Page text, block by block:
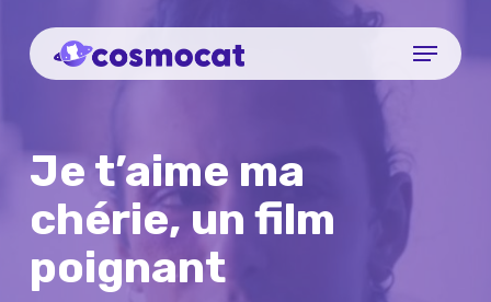
main
Menu
Je t’aime ma
chérie, un film
poignant
Close